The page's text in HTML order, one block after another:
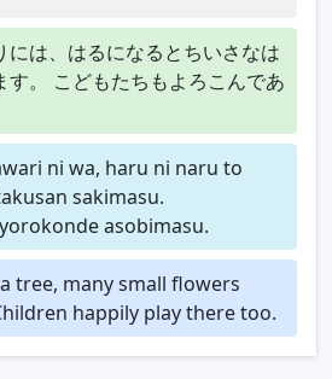
には、はるになるとちいさなは
す。 こどもたちもよろこんであ
ni wa, haru ni naru to
sakimasu.
asobimasu.
tree, many small flowers
happily play there too.